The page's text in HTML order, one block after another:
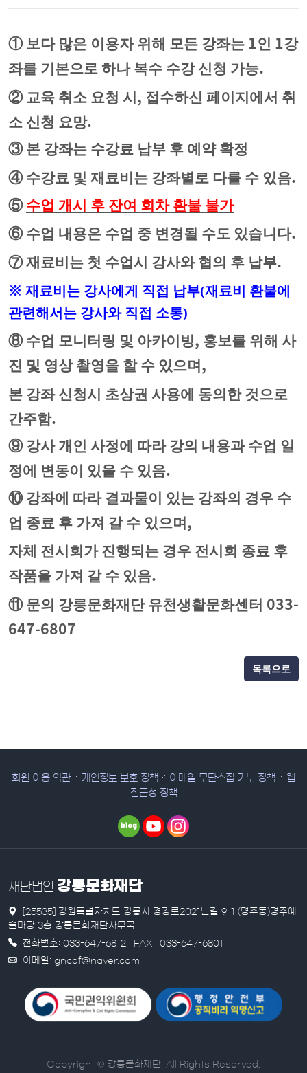
① 보다 많은 이용자 위해 모든 강좌는 1인 1강
좌를 기본으로 하나 복수 수강 신청 가능.
② 교육 취소 요청 시 , 접수하신 페이지에서 취
소 신청 요망.
③ 본 강좌는 수강료 납부 후 예약 확정
④ 수강료 및 재료비는 강좌별로 다를 수 있음.
⑤ 수업 개시 후 잔여 회차 환불 불가
⑥ 수업 내용은 수업 중 변경될 수도 있습니다.
⑦재료비는 첫 수업시 강사와 협의 후 납부.
※ 재료비는 강사에게 직접 납부(재 료비 환불에
관련해서는 강사와 직접 소통)
⑧ 수업 모니터링 및 아카이빙, 홍보를 위해 사
진 및 영상 촬영을 할 수 있으며 ,
본 강좌 신청시 초상권 사용에 동의한 것으로
간주함.
⑨ 강사 개인 사정에 따라 강의 내용과 수업 일
정에 변동이 있을 수 있음.
⑩ 강좌에 따라 결과물이 있는 강좌의 경우 수
업 종료 후 가져 갈 수 있으며 ,
자체 전시회가 진행되는 경우 전시회 종료 후
작품을 가져 갈 수 있음.
⑪ 문의 강릉문화재단 유천생활문화센터 033-
647-6807
목록으로
회원 이용 약관 개인정보 보호 정책 이메일 무단수집 거부 정책
웹
접근성 정책
재단법인 강릉문화재단
[25535] 강원특별자치도 강릉시 경강로2021번길 9-1 (명주동)명주예
술마당 3층 강릉문화재단사무국
전화번호: 033-647-6812 | FAX : 033-647-6801
이메일: gncaf@naver.com
Copyright © 강릉문화재단. All Rights Reserved.